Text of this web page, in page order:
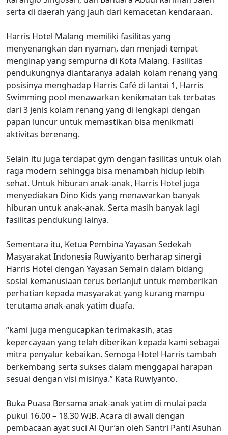
serta di daerah yang jauh dari kemacetan kendaraan.
Harris Hotel Malang memiliki fasilitas yang
menyenangkan dan nyaman, dan menjadi tempat
menginap yang sempurna di Kota Malang. Fasilitas
pendukungnya diantaranya adalah kolam renang yang
posisinya menghadap Harris Café di lantai 1, Harris
Swimming pool menawarkan kenikmatan tak terbatas
dari 3 jenis kolam renang yang di lengkapi dengan
papan luncur untuk memastikan bisa menikmati
aktivitas berenang.
Selain itu juga terdapat gym dengan fasilitas untuk olah
raga modern sehingga bisa menambah hidup lebih
sehat. Untuk hiburan anak-anak, Harris Hotel juga
menyediakan Dino Kids yang menawarkan banyak
hiburan untuk anak-anak. Serta masih banyak lagi
fasilitas pendukung lainya.
Sementara itu, Ketua Pembina Yayasan Sedekah
Masyarakat Indonesia Ruwiyanto berharap sinergi
Harris Hotel dengan Yayasan Semain dalam bidang
sosial kemanusiaan terus berlanjut untuk memberikan
perhatian kepada masyarakat yang kurang mampu
terutama anak-anak yatim duafa.
“kami juga mengucapkan terimakasih, atas
kepercayaan yang telah diberikan kepada kami sebagai
mitra penyalur kebaikan. Semoga Hotel Harris tambah
berkembang serta sukses dalam menggapai harapan
sesuai dengan visi misinya.” Kata Ruwiyanto.
Buka Puasa Bersama anak-anak yatim di mulai pada
pukul 16.00 – 18.30 WIB. Acara di awali dengan
pembacaan ayat suci Al Qur’an oleh Santri Panti Asuhan